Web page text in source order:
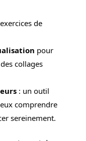
de
pour
collages
: un outil
comprendre
sereinement.